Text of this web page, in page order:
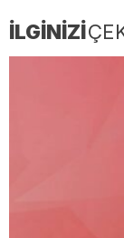
İLGİNİZİ